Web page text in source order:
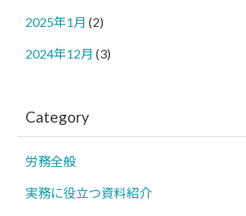
2025年1月 (2)
2024年12月 (3)
Category
労務全般
実務に役立つ資料紹介